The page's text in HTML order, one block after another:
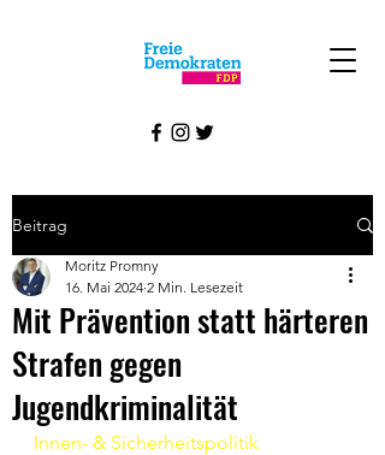
Beitrag
Mit Prävention statt härteren
Strafen gegen
Jugendkriminalität
Moritz Promny
16. Mai 2024 2 Min. Lesezeit
Innen- & Sicherheitspolitik